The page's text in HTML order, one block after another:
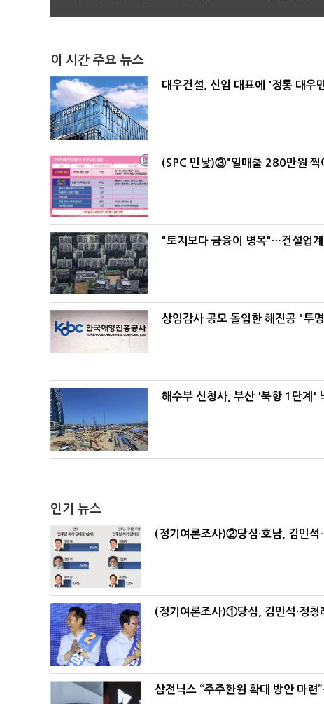
이 시간 주요 뉴스
대우건설, 신임 대표에 '정통 대우
(SPC 민낯)③"일매출 280만원 찍
"토지보다 금융이 병목"…건설업계
상임감사 공모 돌입한 해진공 "투
해수부 신청사, 부산 '북항 1단계'
인기 뉴스
(정기여론조사)②당심·호남, 김민석
(정기여론조사)①당심, 김민석·정
삼전닉스 “주주환원 확대 방안 마련